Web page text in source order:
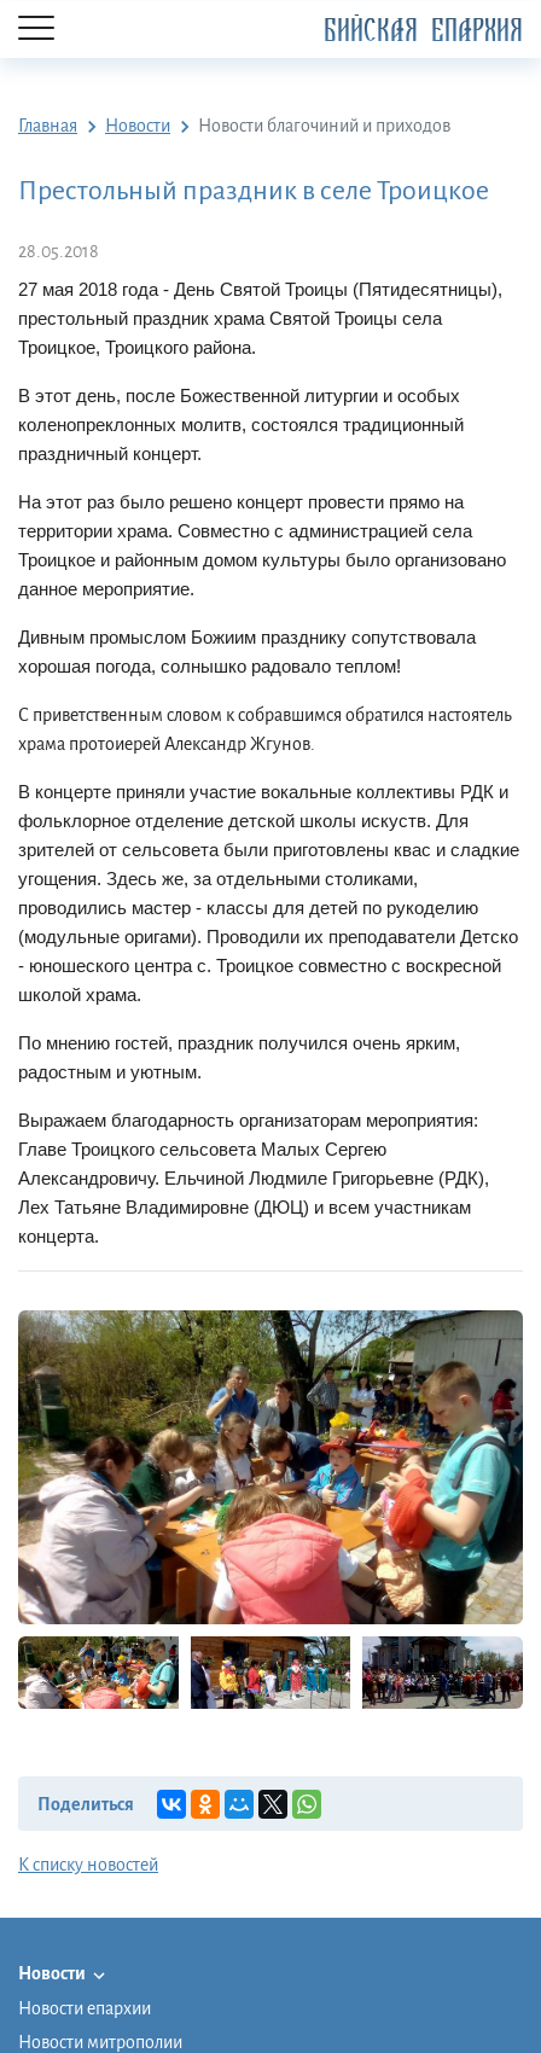
БИЙСКАЯ ЕПАРХИЯ
Главная Новости Новости благочиний и приходов
Престольный праздник в селе Троицкое
28.05.2018
27 мая 2018 года - День Святой Троицы (Пятидесятницы),
престольный праздник храма Святой Троицы села
Троицкое, Троицкого района.
В этот день, после Божественной литургии и особых
коленопреклонных молитв, состоялся традиционный
праздничный концерт.
На этот раз было решено концерт провести прямо на
территории храма. Совместно с администрацией села
Троицкое и районным домом культуры было организовано
данное мероприятие.
Дивным промыслом Божиим празднику сопутствовала
хорошая погода, солнышко радовало теплом!
С приветственным словом к собравшимся обратился настоятель
храма протоиерей Александр Жгунов.
В концерте приняли участие вокальные коллективы РДК и
фольклорное отделение детской школы искуств. Для
зрителей от сельсовета были приготовлены квас и сладкие
угощения. Здесь же, за отдельными столиками,
проводились мастер - классы для детей по рукоделию
(модульные оригами). Проводили их преподаватели Детско
- юношеского центра с. Троицкое совместно с воскресной
школой храма.
По мнению гостей, праздник получился очень ярким,
радостным и уютным.
Выражаем благодарность организаторам мероприятия:
Главе Троицкого сельсовета Малых Сергею
Александровичу. Ельчиной Людмиле Григорьевне (РДК),
Лех Татьяне Владимировне (ДЮЦ) и всем участникам
концерта.
Поделиться
К списку новостей
Новости
Новости епархии
Новости митрополии